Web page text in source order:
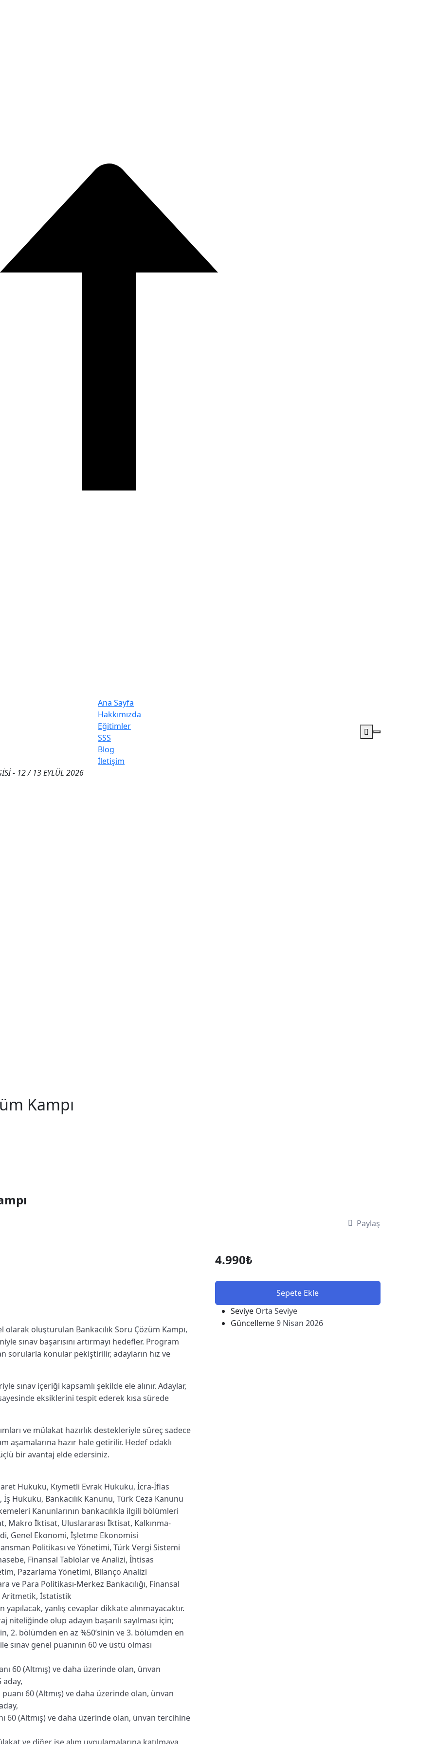
Ana Sayfa
Hakkımızda
Eğitimler
SSS
Blog
İletişim
- 4 EKİM 2026
Kampı
Paylaş
olarak oluşturulan Bankacılık Soru Çözüm Kampı,
sınav başarısını artırmayı hedefler. Program
sorularla konular pekiştirilir, adayların hız ve
sınav içeriği kapsamlı şekilde ele alınır. Adaylar,
eksiklerini tespit ederek kısa sürede
ve mülakat hazırlık destekleriyle süreç sadece
aşamalarına hazır hale getirilir. Hedef odaklı
bir avantaj elde edersiniz.
Hukuku, Kıymetli Evrak Hukuku, İcra-İflas
Hukuku, Bankacılık Kanunu, Türk Ceza Kanunu
Kanunlarının bankacılıkla ilgili bölümleri
Makro İktisat, Uluslararası İktisat, Kalkınma-
Genel Ekonomi, İşletme Ekonomisi
Politikası ve Yönetimi, Türk Vergi Sistemi
Finansal Tablolar ve Analizi, İhtisas
Pazarlama Yönetimi, Bilanço Analizi
ve Para Politikası-Merkez Bankacılığı, Finansal
Aritmetik, İstatistik
yanlış cevaplar dikkate alınmayacaktır.
niteliğinde olup adayın başarılı sayılması için;
2. bölümden en az %50’sinin ve 3. bölümden en
sınav genel puanının 60 ve üstü olması
60 (Altmış) ve daha üzerinde olan, ünvan
aday,
60 (Altmış) ve daha üzerinde olan, ünvan
60 (Altmış) ve daha üzerinde olan, ünvan tercihine
4.990₺
Sepete Ekle
Seviye Orta Seviye
Güncelleme9 Nisan 2026